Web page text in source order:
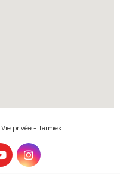
Vie privée - Termes